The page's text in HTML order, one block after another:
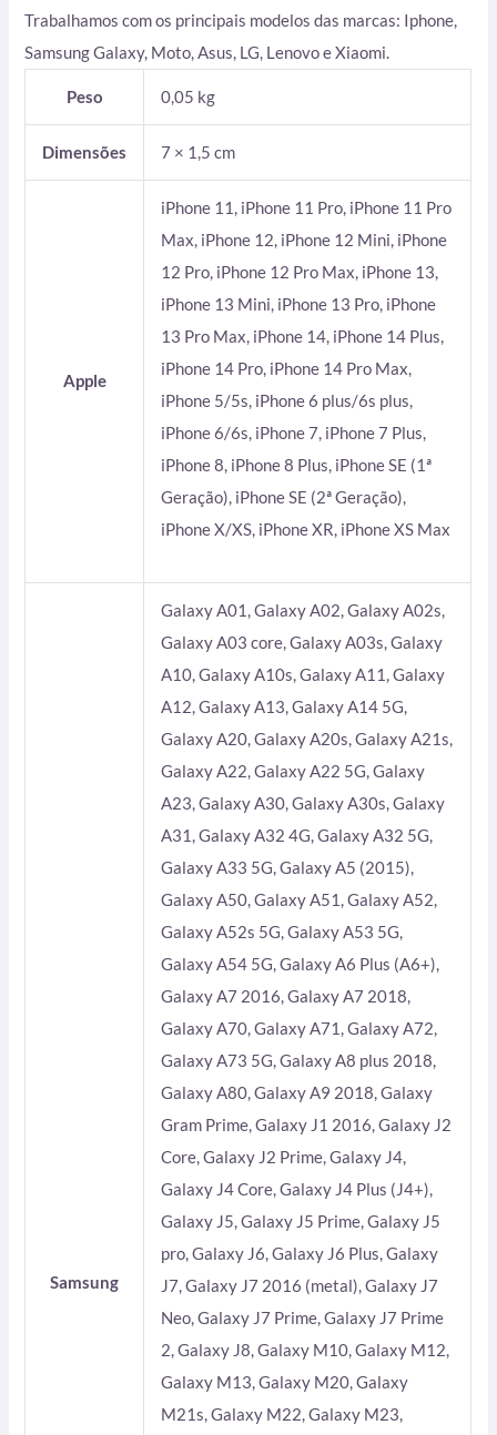
Trabalhamos com os principais modelos das marcas: Iphone,
Samsung Galaxy, Moto, Asus, LG, Lenovo e Xiaomi.
Peso 0,05 kg
Dimensões 7 × 1,5 cm
Apple
iPhone 11, iPhone 11 Pro, iPhone 11 Pro
Max, iPhone 12, iPhone 12 Mini, iPhone
12 Pro, iPhone 12 Pro Max, iPhone 13,
iPhone 13 Mini, iPhone 13 Pro, iPhone
13 Pro Max, iPhone 14, iPhone 14 Plus,
iPhone 14 Pro, iPhone 14 Pro Max,
iPhone 5/5s, iPhone 6 plus/6s plus,
iPhone 6/6s, iPhone 7, iPhone 7 Plus,
iPhone 8, iPhone 8 Plus, iPhone SE (1ª
Geração), iPhone SE (2ª Geração),
iPhone X/XS, iPhone XR, iPhone XS Max
Samsung
Galaxy A01, Galaxy A02, Galaxy A02s,
Galaxy A03 core, Galaxy A03s, Galaxy
A10, Galaxy A10s, Galaxy A11, Galaxy
A12, Galaxy A13, Galaxy A14 5G,
Galaxy A20, Galaxy A20s, Galaxy A21s,
Galaxy A22, Galaxy A22 5G, Galaxy
A23, Galaxy A30, Galaxy A30s, Galaxy
A31, Galaxy A32 4G, Galaxy A32 5G,
Galaxy A33 5G, Galaxy A5 (2015),
Galaxy A50, Galaxy A51, Galaxy A52,
Galaxy A52s 5G, Galaxy A53 5G,
Galaxy A54 5G, Galaxy A6 Plus (A6+),
Galaxy A7 2016, Galaxy A7 2018,
Galaxy A70, Galaxy A71, Galaxy A72,
Galaxy A73 5G, Galaxy A8 plus 2018,
Galaxy A80, Galaxy A9 2018, Galaxy
Gram Prime, Galaxy J1 2016, Galaxy J2
Core, Galaxy J2 Prime, Galaxy J4,
Galaxy J4 Core, Galaxy J4 Plus (J4+),
Galaxy J5, Galaxy J5 Prime, Galaxy J5
pro, Galaxy J6, Galaxy J6 Plus, Galaxy
J7, Galaxy J7 2016 (metal), Galaxy J7
Neo, Galaxy J7 Prime, Galaxy J7 Prime
2, Galaxy J8, Galaxy M10, Galaxy M12,
Galaxy M13, Galaxy M20, Galaxy
M21s, Galaxy M22, Galaxy M23,